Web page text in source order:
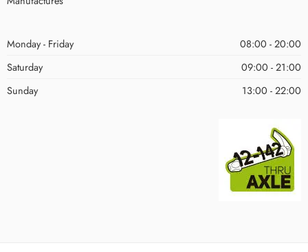
Monday - Friday
08:00 - 20:00
Saturday
09:00 - 21:00
Sunday
13:00 - 22:00